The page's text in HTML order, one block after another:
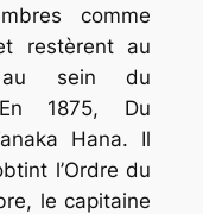
comme
restèrent au
au sein du
1875, Du
Hana. Il
l’Ordre du
le capitaine